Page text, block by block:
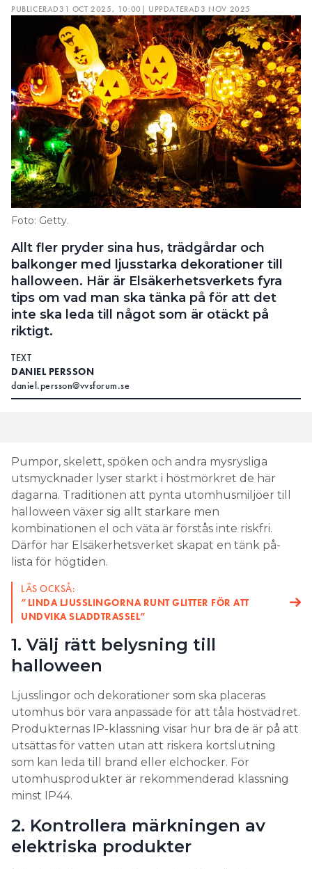
PUBLICERAD31 OCT 2025, 10:00 | UPPDATERAD3 NOV 2025
Foto: Getty.
Allt fler pryder sina hus, trädgårdar och
balkonger med ljusstarka dekorationer till
halloween. Här är Elsäkerhetsverkets fyra
tips om vad man ska tänka på för att det
inte ska leda till något som är otäckt på
riktigt.
TEXT
DANIEL PERSSON
daniel.persson@vvsforum.se
Pumpor, skelett, spöken och andra mysrysliga
utsmycknader lyser starkt i höstmörkret de här
dagarna. Traditionen att pynta utomhusmiljöer till
halloween växer sig allt starkare men
kombinationen el och väta är förstås inte riskfri.
Därför har Elsäkerhetsverket skapat en tänk på-
lista för högtiden.
LÄS OCKSÅ:
”LINDA LJUSSLINGORNA RUNT GLITTER FÖR ATT
UNDVIKA SLADDTRASSEL”
1. Välj rätt belysning till
halloween
Ljusslingor och dekorationer som ska placeras
utomhus bör vara anpassade för att tåla höstvädret.
Produkternas IP-klassning visar hur bra de är på att
utsättas för vatten utan att riskera kortslutning
som kan leda till brand eller elchocker. För
utomhusprodukter är rekommenderad klassning
minst IP44.
2. Kontrollera märkningen av
elektriska produkter